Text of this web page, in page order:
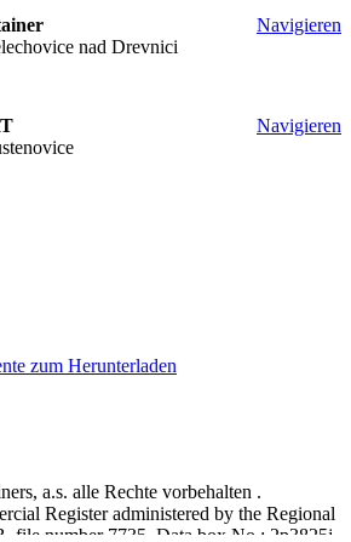
Navigieren
nad Drevnici
Navigieren
zum Herunterladen
a.s. alle Rechte vorbehalten .
Register administered by the Regional
file number 7735. Data box No.: 2p3825j